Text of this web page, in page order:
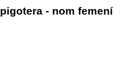
pigotera - nom femení